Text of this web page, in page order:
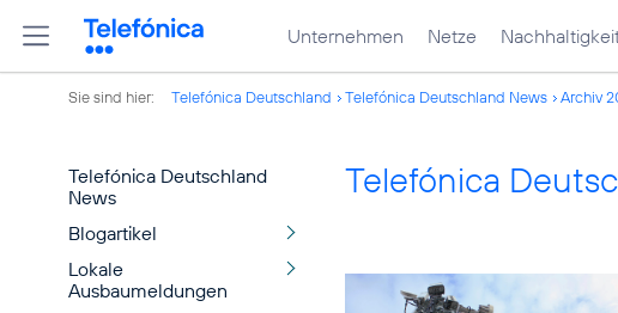
Unternehmen Netze
Sie sind hier: Telefónica Deutschland Telefónica Deutschland News Archiv
Telefónica Deutschland
News
Blogartikel
Lokale
Ausbaumeldungen
Telefónica